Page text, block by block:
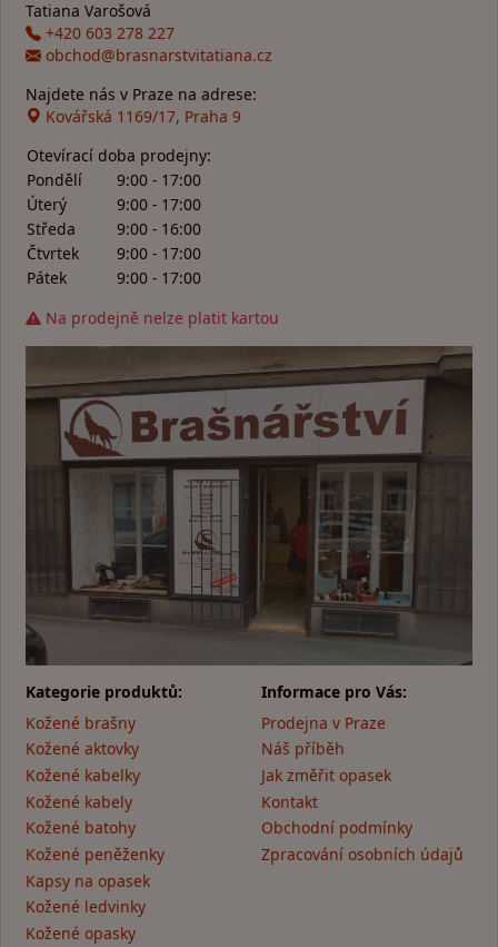
Tatiana Varošová
+420 603 278 227
obchod@brasnarstvitatiana.cz
Najdete nás v Praze na adrese:
Kovářská 1169/17, Praha 9
Otevírací doba prodejny:
Pondělí
9:00 - 17:00
Úterý
9:00 - 17:00
Středa
9:00 - 16:00
Čtvrtek
9:00 - 17:00
Pátek
9:00 - 17:00
Na prodejně nelze platit kartou
Kategorie produktů:
Kožené brašny
Kožené aktovky
Kožené kabelky
Kožené kabely
Kožené batohy
Kožené peněženky
Kapsy na opasek
Kožené ledvinky
Kožené opasky
Informace pro Vás:
Prodejna v Praze
Náš příběh
Jak změřit opasek
Kontakt
Obchodní podmínky
Zpracování osobních údajů